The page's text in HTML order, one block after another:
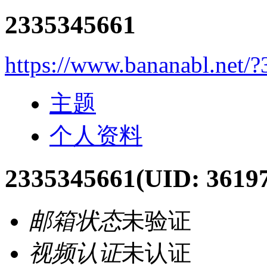
2335345661
https://www.bananabl.net/
主题
个人资料
2335345661(UID:
邮箱状态未验证
视频认证未认证